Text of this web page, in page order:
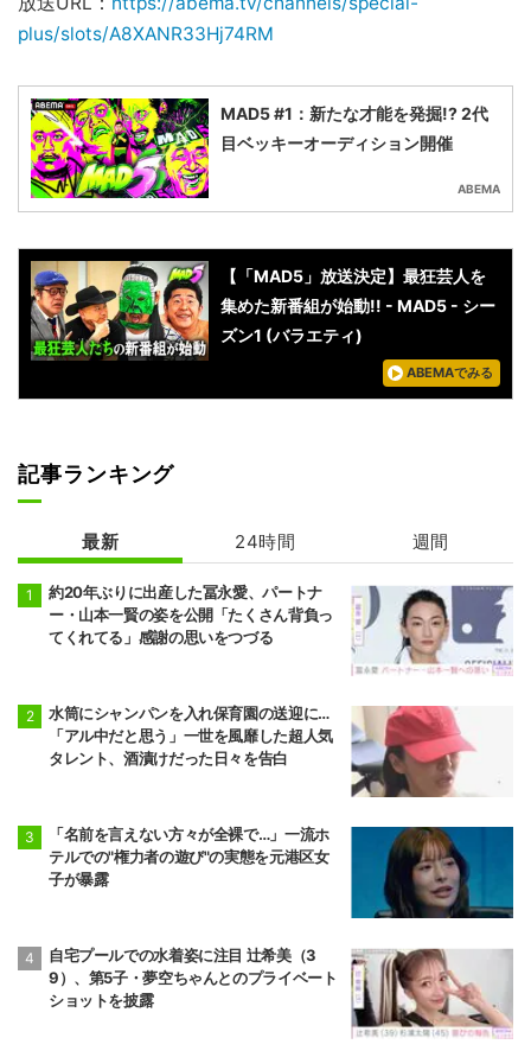
plus/slots/A8XANR33Hj74RM
MAD5 #1：新たな才能を発掘!? 2代
目ベッキーオーディション開催
ABEMA
【「MAD5」放送決定】最狂芸人を
集めた新番組が始動!! - MAD5 - シー
ズン1 (バラエティ)
ABEMAでみる
記事ランキング
最新 24時間 週間
約20年ぶりに出産した冨永愛、パートナ
ー・山本一賢の姿を公開「たくさん背負っ
てくれてる」感謝の思いをつづる
水筒にシャンパンを入れ保育園の送迎に…
「アル中だと思う」一世を風靡した超人気
タレント、酒漬けだった日々を告白
「名前を言えない方々が全裸で…」一流ホ
テルでの"権力者の遊び"の実態を元港区女
子が暴露
自宅プールでの水着姿に注目 辻希美（3
9）、第5子・夢空ちゃんとのプライベート
ショットを披露